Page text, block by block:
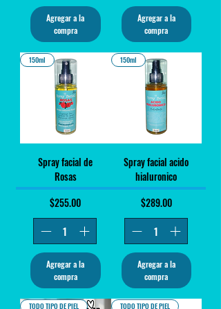
Agregar a la
compra
Agregar a la
compra
150ml
Spray facial de
Rosas
Precio
$255.00
Agregar a la
compra
150ml
Spray facial acido
hialuronico
Precio
$289.00
Agregar a la
compra
TODO TIPO DE PIEL TODO TIPO DE PIEL